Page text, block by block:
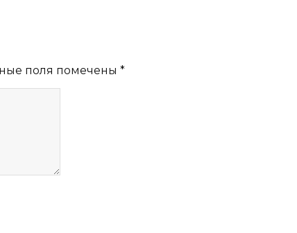
поля помечены *